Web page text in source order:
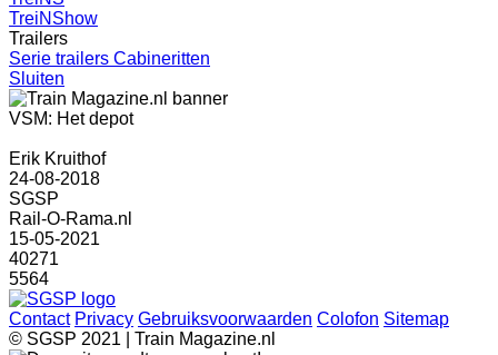
TreiNShow
Trailers
Serie trailers Cabineritten
Sluiten
VSM: Het depot
Erik Kruithof
24-08-2018
SGSP
Rail-O-Rama.nl
15-05-2021
40271
5564
Contact Privacy Gebruiksvoorwaarden Colofon Sitemap
© SGSP 2021 | Train Magazine.nl